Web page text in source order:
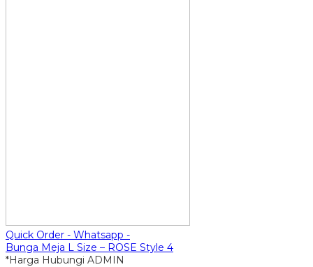
Quick Order - Whatsapp -
Bunga Meja L Size – ROSE Style 4
*Harga Hubungi ADMIN